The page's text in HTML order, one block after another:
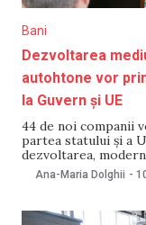
Bani
Dezvoltarea
autohtone vor
la Guvern și UE
44 de noi companii
partea statului și a
dezvoltarea,
afacerilor. Din
în mediul rural, iar
Ana-Maria Dolghii -